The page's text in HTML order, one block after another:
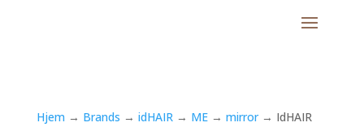
Hjem → Brands → idHAIR→ ME→ mirror→ IdHAIR